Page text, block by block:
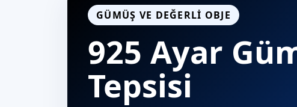
GÜMÜŞ VE DEĞERLI OBJE
925 Ayar
Tepsisi